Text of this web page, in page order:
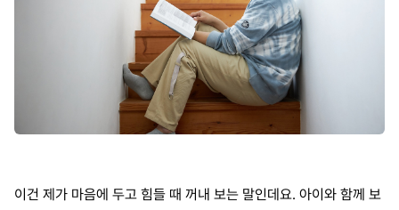
이건 제가 마음에 두고 힘들 때 꺼내 보는 말인데요. 아이와 함께 보